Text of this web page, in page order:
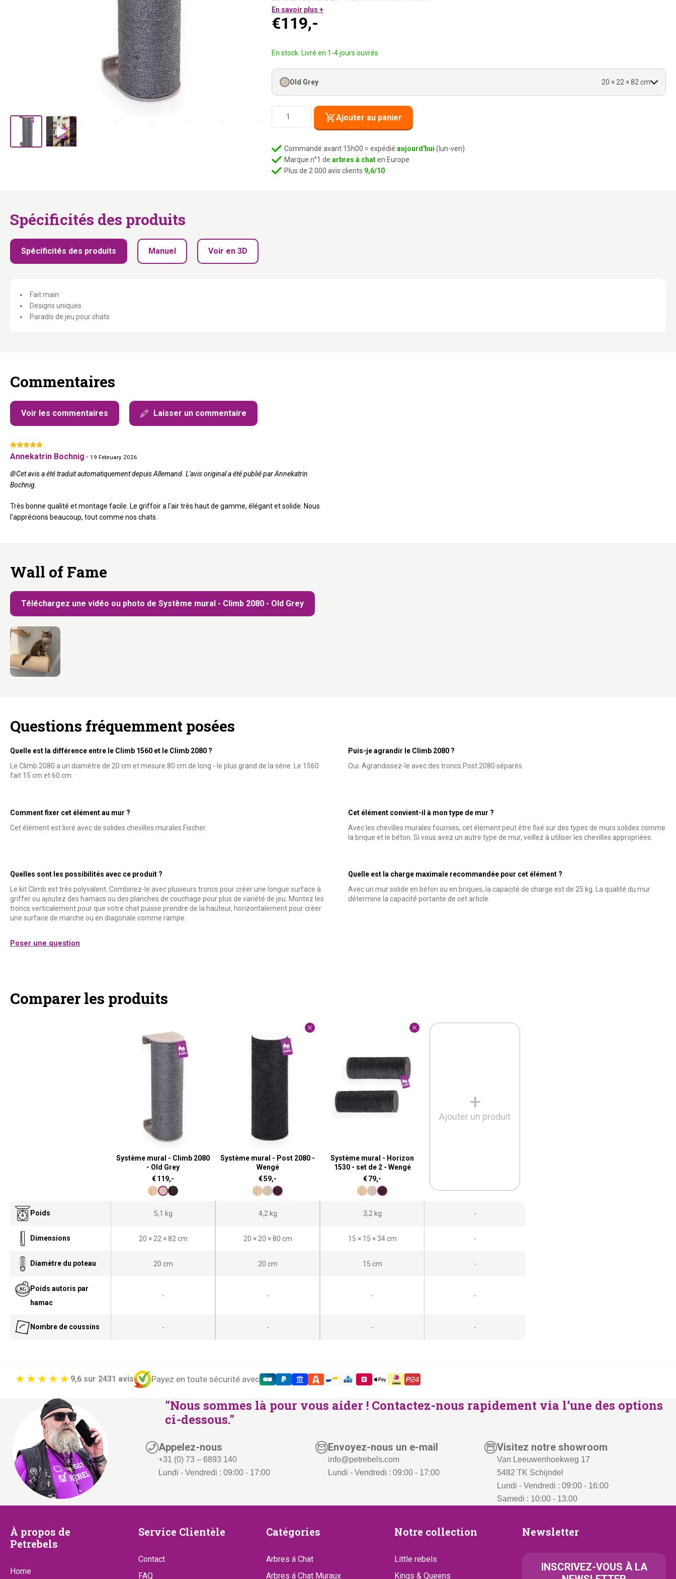
Horizontal, vertical ou diagonal.
Extensible :
En savoir plus +
€119,-
En stock. Livré en 1-4 jours ouvrés
Old Grey 20 × 22 × 82 cm
mural
Climb
Ajouter au panier
Commandé avant 15h00 = expédié aujourd'hui (lun-ven)
Marque n°1 de arbres à chaten Europe
Plus de 2 000 avis clients 9,6/10
Spécificités des produits
Spécificités des produits Manuel Voir en 3D
Fait main
Designs uniques
Paradis de jeu pour chats
Commentaires
Voir les commentaires Laisser un commentaire
Annekatrin Bochnig - 19 February 2026
🌐 Cet avis a été traduit automatiquement depuis Allemand. L'avis original a été publié par Annekatrin
Bochnig.
Très bonne qualité et montage facile. Le griffoir a l'air très haut de gamme, élégant et solide. Nous
l'apprécions beaucoup, tout comme nos chats.
Wall of Fame
Téléchargez une vidéo ou photo de Système mural - Climb 2080 - Old Grey
Questions fréquemment posées
Quelle est la différence entre le Climb 1560 et le Climb 2080 ?
Le Climb 2080 a un diamètre de 20 cm et mesure 80 cm de long - le plus grand de la série. Le 1560
fait 15 cm et 60 cm.
Puis-je agrandir le Climb 2080 ?
Oui. Agrandissez-le avec des troncs Post 2080 séparés.
Comment fixer cet élément au mur ?
Cet élément est livré avec de solides chevilles murales Fischer.
Cet élément convient-il à mon type de mur ?
Avec les chevilles murales fournies, cet élément peut être fixé sur des types de murs solides comme
la brique et le béton. Si vous avez un autre type de mur, veillez à utiliser les chevilles appropriées.
Quelles sont les possibilités avec ce produit ?
Le kit Climb est très polyvalent. Combinez-le avec plusieurs troncs pour créer une longue surface à
griffer ou ajoutez des hamacs ou des planches de couchage pour plus de variété de jeu. Montez les
troncs verticalement pour que votre chat puisse prendre de la hauteur, horizontalement pour créer
une surface de marche ou en diagonale comme rampe.
Quelle est la charge maximale recommandée pour cet élément ?
Avec un mur solide en béton ou en briques, la capacité de charge est de 25 kg. La qualité du mur
détermine la capacité portante de cet article.
Poser une question
Comparer les produits
Système mural - Climb 2080
- Old Grey
€119,-
Système mural - Post 2080 -
Wengé
€59,-
Système mural - Horizon
1530 - set de 2 - Wengé
€79,-
+
Ajouter un produit
Poids 5,1 kg 4,2 kg 3,2 kg -
Dimensions 20 × 22 × 82 cm 20 × 20 × 80 cm 15 × 15 × 34 cm -
Diamètre du poteau 20 cm 20 cm 15 cm -
Poids autoris par
hamac
- - - -
Nombre de coussins - - - -
Payez en toute sécurité avec
9,6 sur 2431 avis
"Nous sommes là pour vous aider ! Contactez-nous rapidement via l’une des options
ci-dessous."
Appelez-nous
+31 (0) 73 – 6893 140
Lundi - Vendredi : 09:00 - 17:00
Envoyez-nous un e-mail
info@petrebels.com
Lundi - Vendredi : 09:00 - 17:00
Visitez notre showroom
Van Leeuwenhoekweg 17
5482 TK Schijndel
Lundi - Vendredi : 09:00 - 16:00
Samedi : 10:00 - 13.00
À
propos
de
À propos de
Petrebels
Home
Service
Clientèle
Service Clientèle
Contact
FAQ
Catégories
Catégories
Arbres á Chat
Arbres á Chat Muraux
Notre
collection
Notre collection
Little rebels
Kings & Queens
Newsletter
Newsletter
INSCRIVEZ-VOUS À LA